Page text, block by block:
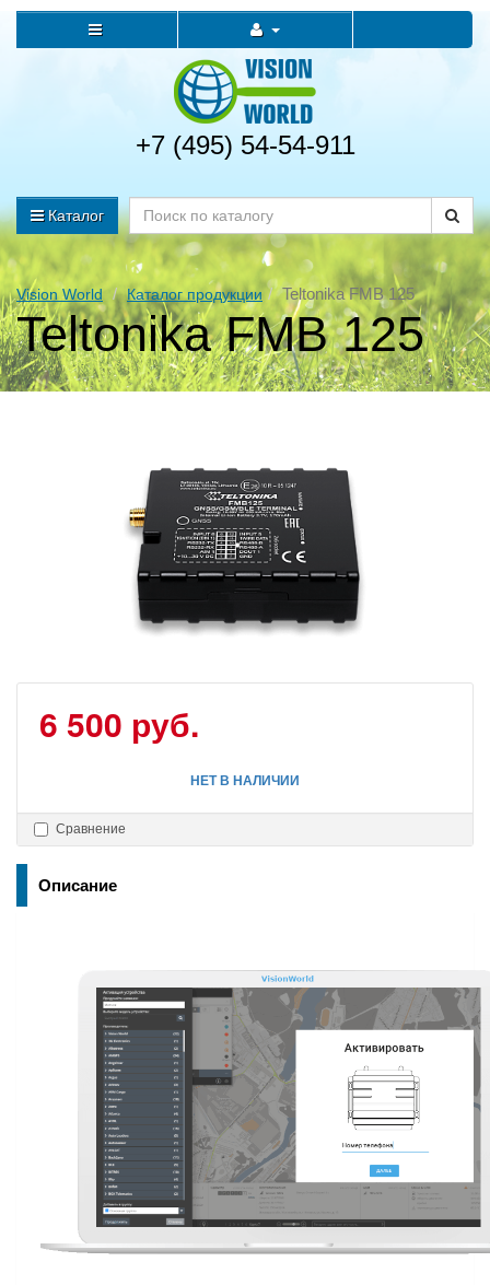
+7 (495) 54-54-911
Каталог
Vision World Каталог продукции Teltonika FMB 125
Teltonika FMB 125
6 500 руб.
НЕТ В НАЛИЧИИ
Сравнение
Описание